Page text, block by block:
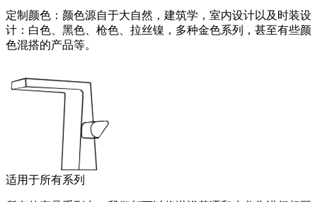
定制颜色：颜色源自于大自然，建筑学，室内设计以及时装设
计：白色、黑色、枪色、拉丝镍，多种金色系列，甚至有些颜
色混搭的产品等。
适用于所有系列